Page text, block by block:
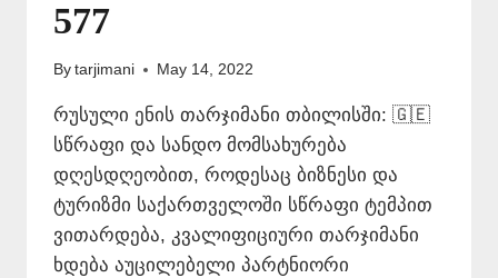
577
By tarjimani May 14, 2022
რუსული ენის თარჯიმანი თბილისში: 🇬🇪
სწრაფი და სანდო მომსახურება
დღესდღეობით, როდესაც ბიზნესი და
ტურიზმი საქართველოში სწრაფი ტემპით
ვითარდება, კვალიფიციური თარჯიმანი
ხდება აუცილებელი პარტნიორი